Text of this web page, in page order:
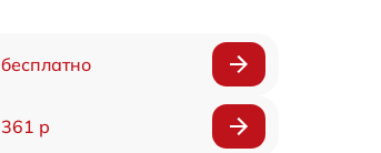
бесплатно
361 р